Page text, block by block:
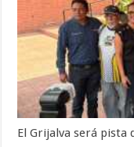
El Grijalva será pista